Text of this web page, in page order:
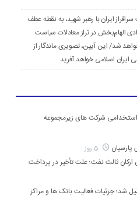
ایران با رهبر شهید، به نقطه عطف
الهام‌بخش در تراز معادلات سیاست
شد/ این آیین، تصویری ماندگار از
ایران اسلامی خواهد آفرید
استخدامی شرکت های زیرمجموعه
ارکان ثالث نفت؛ علت تأخیر در پرداخت
۱۴ مرداد تعطیل شد؛ جزئیات فعالیت بانک ها و مراکز